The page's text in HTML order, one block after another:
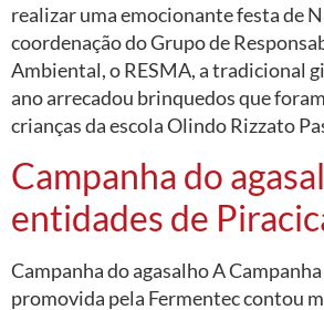
realizar uma emocionante festa de
coordenação do Grupo de
Ambiental, o RESMA, a tradicional
ano arrecadou brinquedos que
crianças da escola Olindo Rizzato
Campanha do
entidades de
Campanha do agasalho A
promovida pela Fermentec contou